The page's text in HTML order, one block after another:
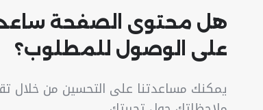
هل محتوى الصفحة
على الوصول للمطلوب؟
يمكنك مساعدتنا على التحسين من خلال